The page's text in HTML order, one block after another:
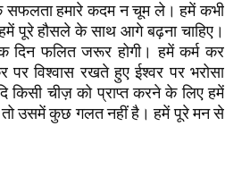
सफलता हमारे कदम न चूम ले। हमें कभी
पूरे हौसले के साथ आगे बढ़ना चाहिए।
दिन फलित जरूर होगी। हमें कर्म कर
विश्वास रखते हुए ईश्वर पर भरोसा
किसी चीज़ को प्राप्त करने के लिए हमें
तो उसमें कुछ गलत नहीं है। हमें पूरे मन से